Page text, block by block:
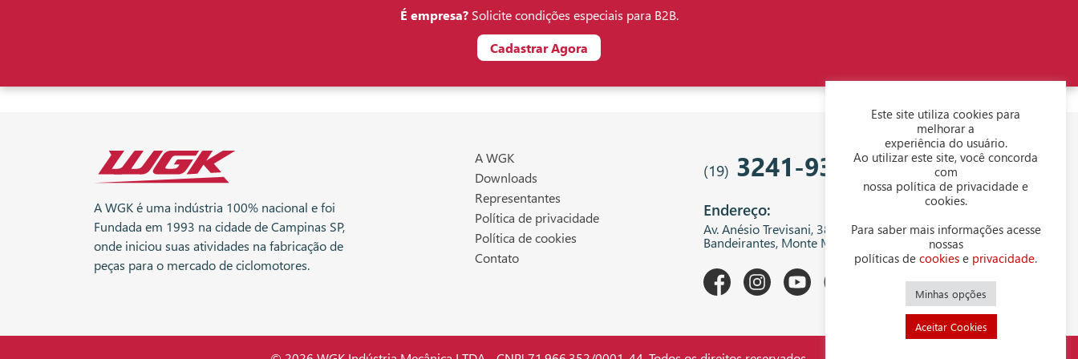
É empresa?Solicite condições especiais para B2B.
Cadastrar Agora
A WGK é uma indústria 100% nacional e foi
Fundada em 1993 na cidade de Campinas SP,
onde iniciou suas atividades na fabricação de
peças para o mercado de ciclomotores.
A WGK
Downloads
Representantes
Política de privacidade
Política de cookies
Contato
(19) 3241-9343
Endereço:
Av. Anésio Trevisani, 380 - Centro Empresarial
Bandeirantes, Monte Mor - SP, 13199-300
Este site utiliza cookies para
melhorar a
experiência do usuário.
Ao utilizar este site, você concorda
com
nossa política de privacidade e
cookies.
Para saber mais informações acesse
nossas
políticas de cookies e privacidade.
Minhas opções
Aceitar Cookies